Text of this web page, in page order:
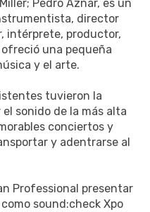
Pedro Aznar, es un
director
intérprete, productor,
una pequeña
y el arte.
tuvieron la
sonido de la más alta
conciertos y
y adentrarse al
Professional presentar
sound:check Xpo